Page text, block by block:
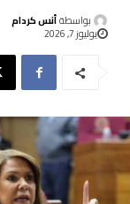
بواسطةأنس كردام
يوليوز 7, 2026